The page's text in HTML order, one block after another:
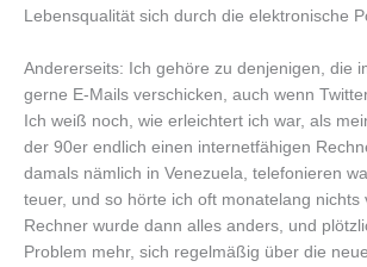
Lebensqualität sich durch die elektronische
Andererseits: Ich gehöre zu denjenigen, die
gerne E-Mails verschicken, auch wenn
Ich weiß noch, wie erleichtert ich war, als
der 90er endlich einen internetfähigen
damals nämlich in Venezuela, telefonieren
teuer, und so hörte ich oft monatelang nichts
Rechner wurde dann alles anders, und
Problem mehr, sich regelmäßig über die